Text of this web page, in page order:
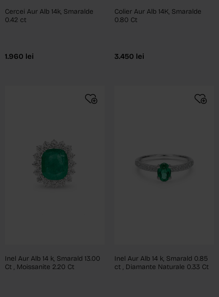
Cercei Aur Alb 14k, Smaralde
0.42 ct
1.960 lei
Colier Aur Alb 14K, Smaralde
0.80 Ct
3.450 lei
Inel Aur Alb 14 k, Smarald 13.00
Ct , Moissanite 2.20 Ct
Inel Aur Alb 14 k, Smarald 0.85
ct , Diamante Naturale 0.33 Ct